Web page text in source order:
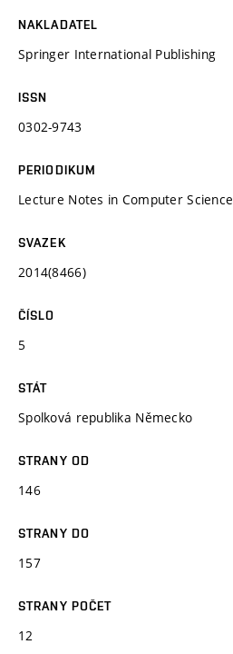
NAKLADATEL
Springer International Publishing
ISSN
0302-9743
PERIODIKUM
Lecture Notes in Computer Science
SVAZEK
2014(8466)
ČÍSLO
5
STÁT
Spolková republika Německo
STRANY OD
146
STRANY DO
157
STRANY POČET
12